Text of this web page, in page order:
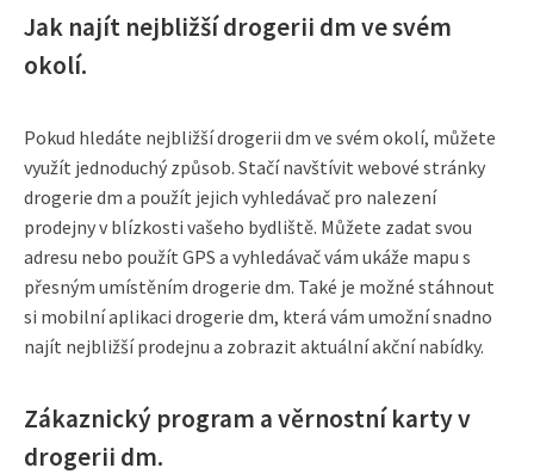
Jak najít nejbližší drogerii dm ve svém
okolí.
Pokud hledáte nejbližší drogerii dm ve svém okolí, můžete
využít jednoduchý způsob. Stačí navštívit webové stránky
drogerie dm a použít jejich vyhledávač pro nalezení
prodejny v blízkosti vašeho bydliště. Můžete zadat svou
adresu nebo použít GPS a vyhledávač vám ukáže mapu s
přesným umístěním drogerie dm. Také je možné stáhnout
si mobilní aplikaci drogerie dm, která vám umožní snadno
najít nejbližší prodejnu a zobrazit aktuální akční nabídky.
Zákaznický program a věrnostní karty v
drogerii dm.